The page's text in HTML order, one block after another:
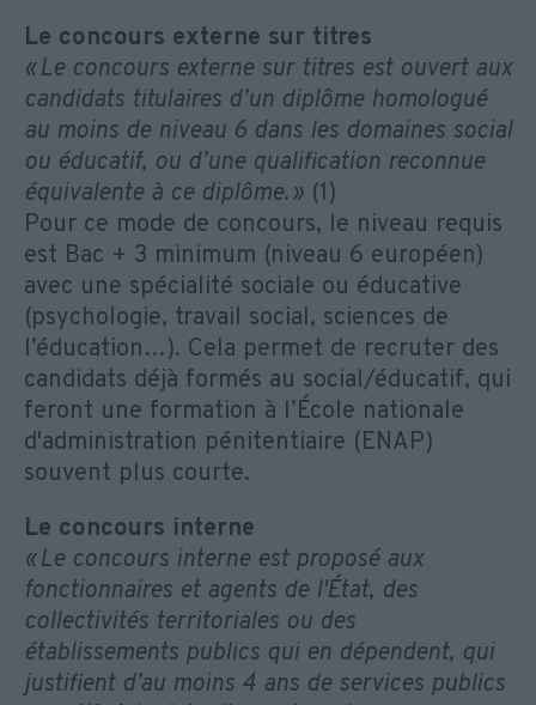
Le concours externe sur titres
« Le concours externe sur titres est ouvert aux
candidats titulaires d’un diplôme homologué
au moins de niveau 6 dans les domaines social
ou éducatif, ou d’une qualification reconnue
équivalente à ce diplôme. » (1)
Pour ce mode de concours, le niveau requis
est Bac + 3 minimum (niveau 6 européen)
avec une spécialité sociale ou éducative
(psychologie, travail social, sciences de
l’éducation…). Cela permet de recruter des
candidats déjà formés au social/éducatif, qui
feront une formation à l’École nationale
d'administration pénitentiaire (ENAP)
souvent plus courte.
Le concours interne
« Le concours interne est proposé aux
fonctionnaires et agents de l'État, des
collectivités territoriales ou des
établissements publics qui en dépendent, qui
justifient d’au moins 4 ans de services publics